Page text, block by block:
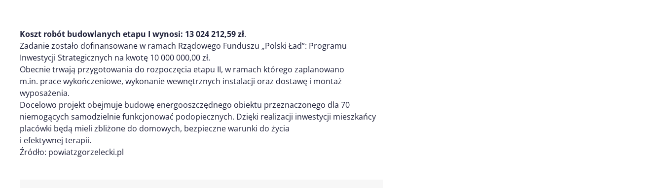
Koszt robót budowlanych etapu I wynosi: 13 024 212,59 zł.
Zadanie zostało dofinansowane w ramach Rządowego Funduszu „Polski Ład”: Programu
Inwestycji Strategicznych na kwotę 10 000 000,00 zł.
Obecnie trwają przygotowania do rozpoczęcia etapu II, w ramach którego zaplanowano
m.in. prace wykończeniowe, wykonanie wewnętrznych instalacji oraz dostawę i montaż
wyposażenia.
Docelowo projekt obejmuje budowę energooszczędnego obiektu przeznaczonego dla 70
niemogących samodzielnie funkcjonować podopiecznych. Dzięki realizacji inwestycji mieszkańcy
placówki będą mieli zbliżone do domowych, bezpieczne warunki do życia
i efektywnej terapii.
Źródło: powiatzgorzelecki.pl